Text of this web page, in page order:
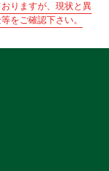
りますが、現状と異
をご確認下さい。